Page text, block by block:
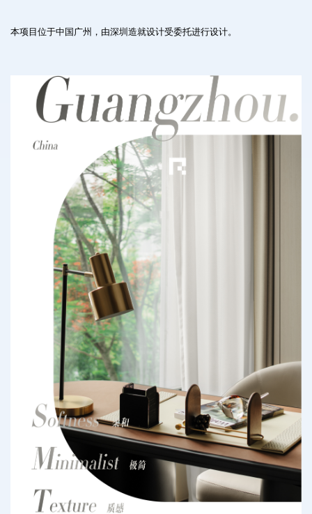
本项目位于中国广州，由深圳造就设计受委托进行设计。